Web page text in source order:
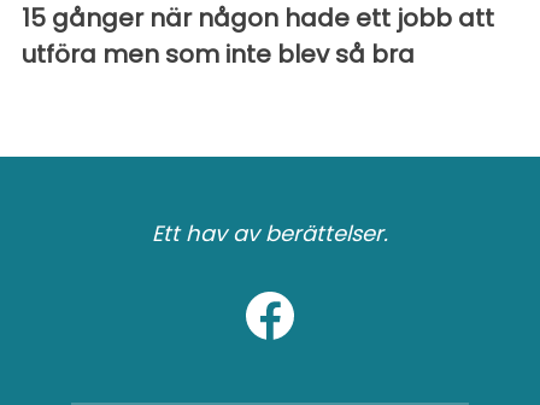
15 gånger när någon hade ett jobb att
utföra men som inte blev så bra
Ett hav av berättelser.